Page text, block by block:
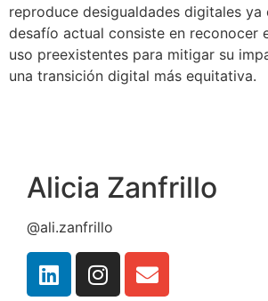
reproduce desigualdades digitales ya
desafío actual consiste en reconocer
uso preexistentes para mitigar su
una transición digital más equitativa.
Alicia Zanfrillo
@ali.zanfrillo